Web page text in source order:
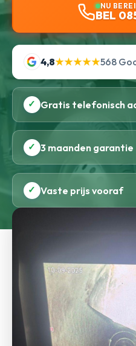
NU
BEL
4,8★★★★★568
✓ Gratis telefonisch
✓ 3 maanden garantie
✓ Vaste prijs vooraf